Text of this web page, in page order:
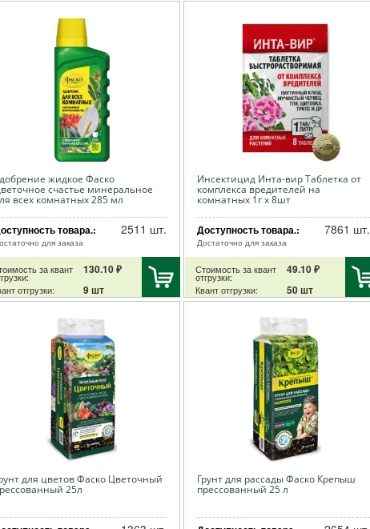
жидкое Фаско
счастье минеральное
всех комнатных 285 мл
товара.:
для заказа
2511 шт.
за квант 130.10 ₽
отгрузки: 9 шт
Инсектицид Инта-вир Таблетка от
комплекса вредителей на
комнатных 1г х 8шт
Доступность товара.:
Достаточно для заказа
7861 шт.
Стоимость за квант
отгрузки:
49.10 ₽
Квант отгрузки: 50 шт
для цветов Фаско Цветочный
25л
Грунт для рассады Фаско Крепыш
прессованный 25 л